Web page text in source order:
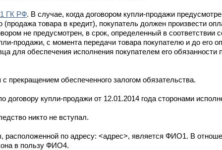
ГК РФ. В случае, когда договором купли-продажи
товара в кредит), покупатель должен произвести
не предусмотрен, в срок, определенный в соответствии
продажи, с момента передачи товара покупателю и до его
для обеспечения исполнения покупателем его обязанности
прекращением обеспеченного залогом обязательства.
договору купли-продажи от 12.01.2014 года сторонами
никто не вступал.
расположенной по адресу: <адрес>, является ФИО1. В
в пользу ФИО4.